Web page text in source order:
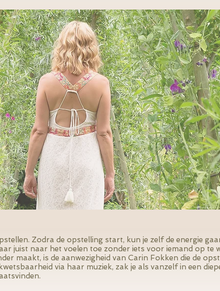
Zodra de opstelling start, kun je zelf de energie
juist naar het voelen toe zonder iets voor iemand op te
maakt, is de aanwezigheid van Carin Fokken die de
via haar muziek, zak je als vanzelf in een